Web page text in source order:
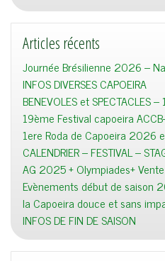
Articles récents
Journée Brésilienne 2026 –
INFOS DIVERSES CAPOEIRA
BENEVOLES et SPECTACLES
19ème Festival capoeira
1ere Roda de Capoeira 2026
CALENDRIER – FESTIVAL –
AG 2025 + Olympiades+
Evènements début de saison
la Capoeira douce et sans
INFOS DE FIN DE SAISON